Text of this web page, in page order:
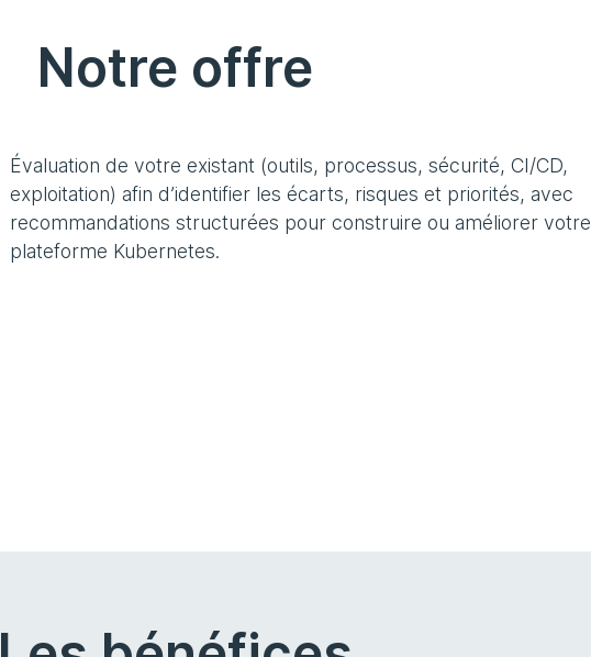
Notre offre
Évaluation de votre existant (outils, processus, sécurité, CI/CD,
exploitation) afin d’identifier les écarts, risques et priorités, avec
recommandations structurées pour construire ou améliorer votre
plateforme Kubernetes.